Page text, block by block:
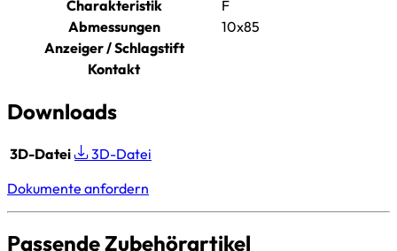
Charakteristik
F
Abmessungen
10x85
Anzeiger / Schlagstift
Kontakt
Downloads
3D-Datei
3D-Datei
Dokumente anfordern
Passende Zubehörartikel